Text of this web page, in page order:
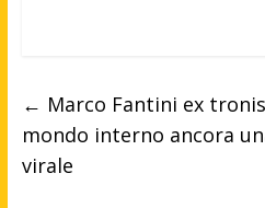
← Marco Fantini ex
mondo interno ancora
virale